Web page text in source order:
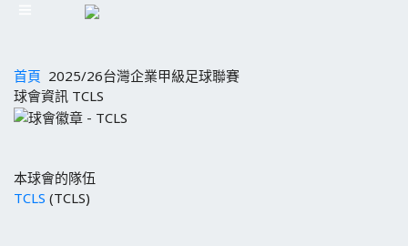
首頁 2025/26台灣企業甲級足球聯賽
球會資訊 TCLS
本球會的隊伍
TCLS (TCLS)